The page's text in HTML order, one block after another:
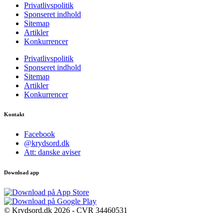
Privatlivspolitik
Sponseret indhold
Sitemap
Artikler
Konkurrencer
Privatlivspolitik
Sponseret indhold
Sitemap
Artikler
Konkurrencer
Kontakt
Facebook
@krydsord.dk
Att: danske aviser
Download app
© Krydsord.dk 2026 - CVR 34460531